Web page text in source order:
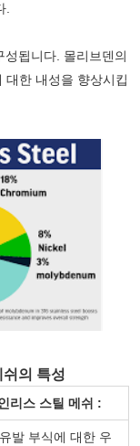
.
됩니다. 몰리브덴의
대한 내성을 향상시킵
의 특성
리스 스틸 메쉬 :
발 부식에 대한 우